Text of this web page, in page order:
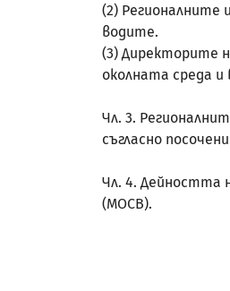
(2) Регионалните
водите.
(3) Директорите
околната среда и
Чл. 3.
съгласно
Чл. 4. Дейността
(МОСВ).